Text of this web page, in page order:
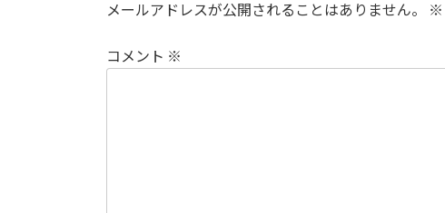
メールアドレスが公開されることはありません。 ※
コメント ※